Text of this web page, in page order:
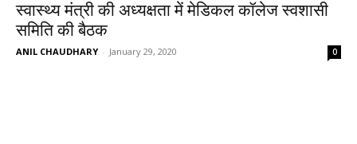
स्वास्थ्य मंत्री की अध्यक्षता में मेडिकल कॉलेज स्वशासी
समिति की बैठक
ANIL CHAUDHARY - January 29, 2020 0